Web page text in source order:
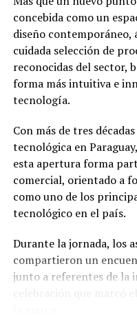
concebida como un
diseño contemporáneo,
cuidada selección de
reconocidas del sector,
forma más intuitiva e
tecnología.
Con más de tres
tecnológica en
esta apertura forma
comercial, orientado a
como uno de los
tecnológico en el país.
Durante la jornada, los
compartieron un
junto a referentes de la